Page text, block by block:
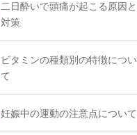
二日酔いで頭痛が起こる原因と
対策
ビタミンの種類別の特徴につい
て
妊娠中の運動の注意点について